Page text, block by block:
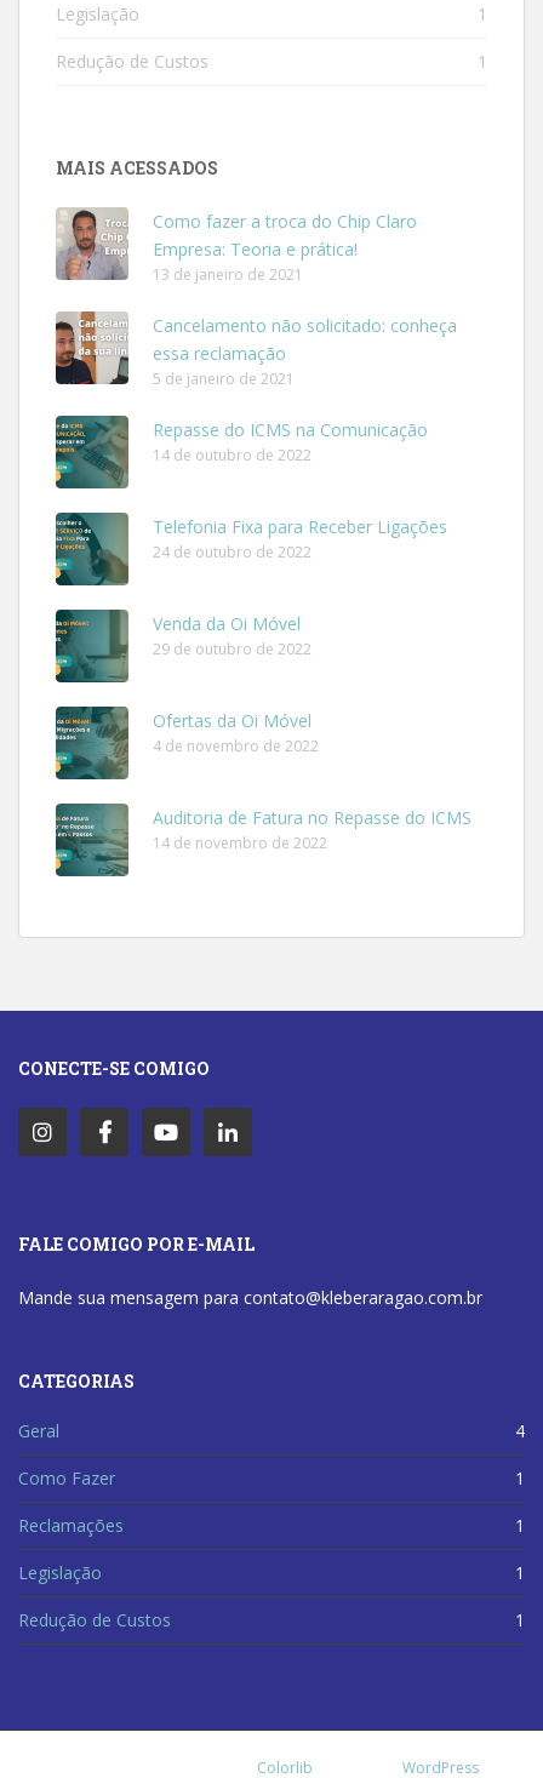
Legislação 1
Redução de Custos 1
MAIS ACESSADOS
Como fazer a troca do Chip Claro
Empresa: Teoria e prática!
13 de janeiro de 2021
Cancelamento não solicitado: conheça
essa reclamação
5 de janeiro de 2021
Repasse do ICMS na Comunicação
14 de outubro de 2022
Telefonia Fixa para Receber Ligações
24 de outubro de 2022
Venda da Oi Móvel
29 de outubro de 2022
Ofertas da Oi Móvel
4 de novembro de 2022
Auditoria de Fatura no Repasse do ICMS
14 de novembro de 2022
CONECTE-SE COMIGO
FALE COMIGO POR E-MAIL
Mande sua mensagem para contato@kleberaragao.com.br
CATEGORIAS
Geral 4
Como Fazer 1
Reclamações 1
Legislação 1
Redução de Custos 1
Colorlib WordPress